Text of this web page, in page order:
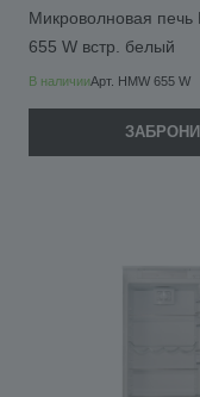
Микроволновая
655 W встр. белый
В наличииАрт. HMW 655 W